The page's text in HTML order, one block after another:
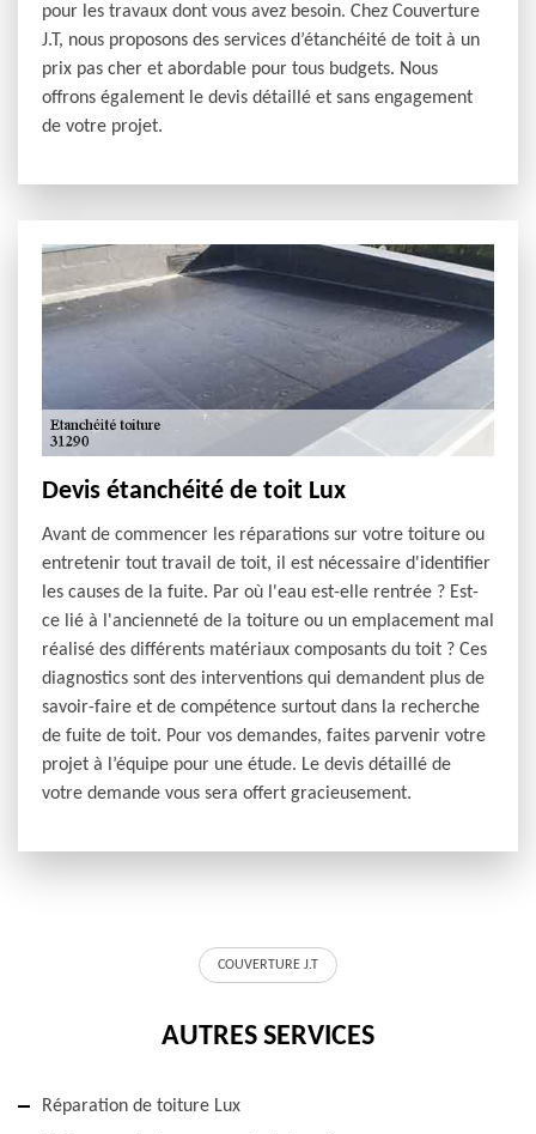
pour les travaux dont vous avez besoin. Chez Couverture
J.T, nous proposons des services d’étanchéité de toit à un
prix pas cher et abordable pour tous budgets. Nous
offrons également le devis détaillé et sans engagement
de votre projet.
Devis étanchéité de toit Lux
Avant de commencer les réparations sur votre toiture ou
entretenir tout travail de toit, il est nécessaire d'identifier
les causes de la fuite. Par où l'eau est-elle rentrée ? Est-
ce lié à l'ancienneté de la toiture ou un emplacement mal
réalisé des différents matériaux composants du toit ? Ces
diagnostics sont des interventions qui demandent plus de
savoir-faire et de compétence surtout dans la recherche
de fuite de toit. Pour vos demandes, faites parvenir votre
projet à l’équipe pour une étude. Le devis détaillé de
votre demande vous sera offert gracieusement.
COUVERTURE J.T
AUTRES SERVICES
Réparation de toiture Lux